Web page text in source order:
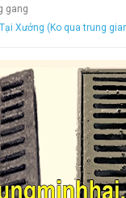
gang
Xưởng (Ko qua trung